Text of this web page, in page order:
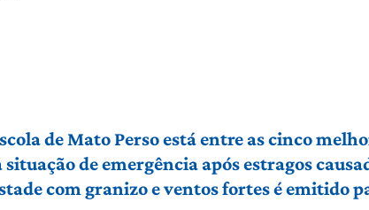
de Mato Perso está entre as cinco
de emergência após estragos
com granizo e ventos fortes é emitido